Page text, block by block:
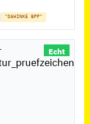
"DAHINKE BPP"
Echt